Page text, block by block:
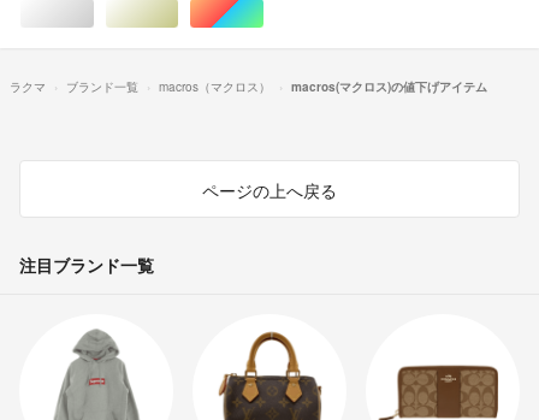
シルバー/銀色系ゴールド/金色系マルチカラー
ラクマ ブランド一覧 macros（マクロス） macros(マクロス)の値下げアイテム
ページの上へ戻る
注目ブランド一覧